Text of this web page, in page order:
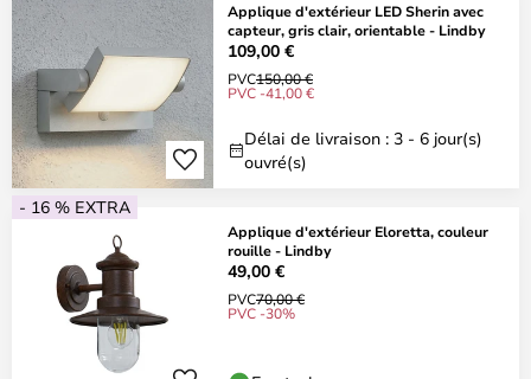
Applique d'extérieur LED Sherin avec
capteur, gris clair, orientable - Lindby
109,00 €
PVC150,00 €
PVC -41,00 €
Délai de livraison : 3 - 6 jour(s)
ouvré(s)
- 16 % EXTRA
Applique d'extérieur Eloretta, couleur
rouille - Lindby
49,00 €
PVC70,00 €
PVC -30%